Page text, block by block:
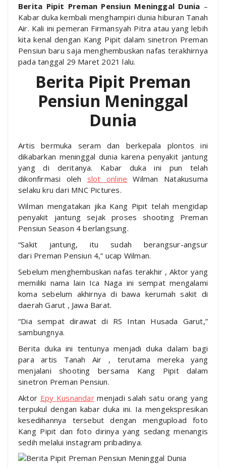
Berita Pipit Preman Pensiun Meninggal Dunia –
Kabar duka kembali menghampiri dunia hiburan Tanah
Air. Kali ini pemeran Firmansyah Pitra atau yang lebih
kita kenal dengan Kang Pipit dalam sinetron Preman
Pensiun baru saja menghembuskan nafas terakhirnya
pada tanggal 29 Maret 2021 lalu.
Berita Pipit Preman
Pensiun Meninggal
Dunia
Artis bermuka seram dan berkepala plontos ini
dikabarkan meninggal dunia karena penyakit jantung
yang di deritanya. Kabar duka ini pun telah
dikonfirmasi oleh slot online Wilman Natakusuma
selaku kru dari MNC Pictures.
Wilman mengatakan jika Kang Pipit telah mengidap
penyakit jantung sejak proses shooting Preman
Pensiun Season 4 berlangsung.
“Sakit jantung, itu sudah berangsur-angsur
dari Preman Pensiun 4,” ucap Wilman.
Sebelum menghembuskan nafas terakhir , Aktor yang
memiliki nama lain Ica Naga ini sempat mengalami
koma sebelum akhirnya di bawa kerumah sakit di
daerah Garut , Jawa Barat.
“Dia sempat dirawat di RS Intan Husada Garut,”
sambungnya.
Berita duka ini tentunya menjadi duka dalam bagi
para artis Tanah Air , terutama mereka yang
menjalani shooting bersama Kang Pipit dalam
sinetron Preman Pensiun.
Aktor Epy Kusnandarmenjadi salah satu orang yang
terpukul dengan kabar duka ini. Ia mengekspresikan
kesedihannya tersebut dengan mengupload foto
Kang Pipit dan foto dirinya yang sedang menangis
sedih melalui instagram pribadinya.